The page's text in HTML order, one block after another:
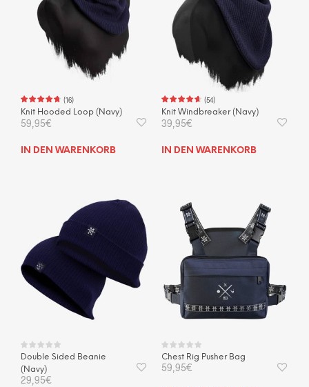
(16)
Knit Hooded Loop (Navy)
59,95€
IN DEN WARENKORB
(54)
Knit Windbreaker (Navy)
39,95€
IN DEN WARENKORB
Double Sided Beanie
(Navy)
29,95€
Chest Rig Pusher Bag
59,95€